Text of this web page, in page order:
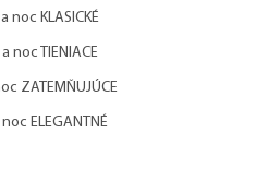
noc KLASICKÉ
noc TIENIACE
ZATEMŇUJÚCE
ELEGANTNÉ